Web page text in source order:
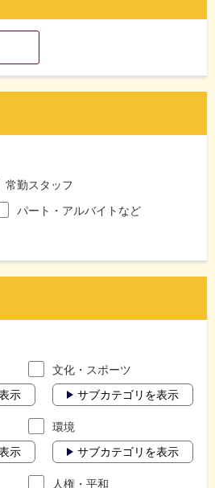
常勤スタッフ
パート・アルバイトなど
示
文化・スポーツ
サブカテゴリを表示
示
環境
サブカテゴリを表示
人権・平和